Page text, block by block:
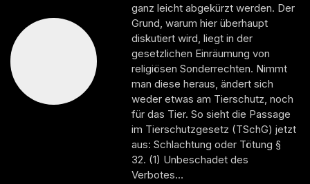
ganz leicht abgekürzt werden. Der
Grund, warum hier überhaupt
diskutiert wird, liegt in der
gesetzlichen Einräumung von
religiösen Sonderrechten. Nimmt
man diese heraus, ändert sich
weder etwas am Tierschutz, noch
für das Tier. So sieht die Passage
im Tierschutzgesetz (TSchG) jetzt
aus: Schlachtung oder Tötung §
32. (1) Unbeschadet des
Verbotes…